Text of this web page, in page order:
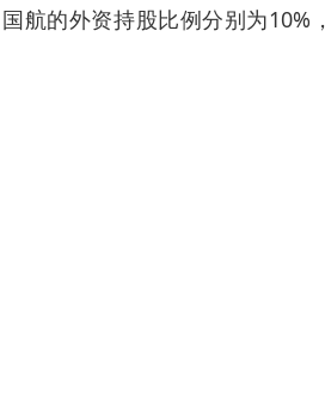
航的外资持股比例分别为10%